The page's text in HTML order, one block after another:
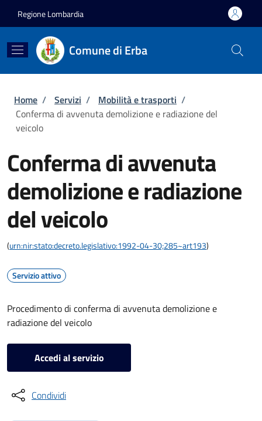
Regione Lombardia
Comune di Erba
Briciole di pane
Home / Servizi / Mobilità e trasporti /
Conferma di avvenuta demolizione e radiazione del
veicolo
Conferma di avvenuta
demolizione e radiazione
del veicolo
(urn:nir:stato:decreto.legislativo:1992-04-30;285~art193)
Servizio attivo
Procedimento di conferma di avvenuta demolizione e
radiazione del veicolo
Accedi al servizio
Condividi